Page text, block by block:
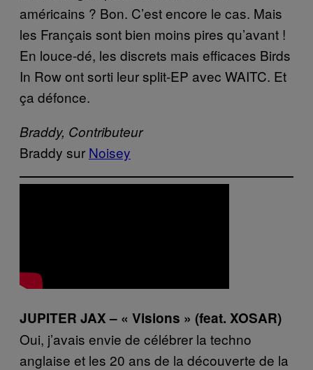
américains ? Bon. C’est encore le cas. Mais
les Français sont bien moins pires qu’avant !
En louce-dé, les discrets mais efficaces Birds
In Row ont sorti leur split-EP avec WAITC. Et
ça défonce.
Braddy, Contributeur
Braddy sur Noisey
JUPITER JAX – « Visions » (feat. XOSAR)
Oui, j’avais envie de célébrer la techno
anglaise et les 20 ans de la découverte de la